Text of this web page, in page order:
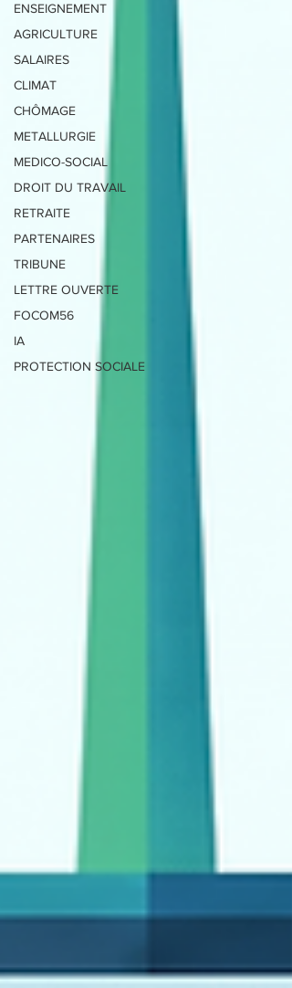
ENSEIGNEMENT
AGRICULTURE
SALAIRES
CLIMAT
CHÔMAGE
METALLURGIE
MEDICO-SOCIAL
DROIT DU TRAVAIL
RETRAITE
PARTENAIRES
TRIBUNE
LETTRE OUVERTE
FOCOM56
IA
PROTECTION SOCIALE